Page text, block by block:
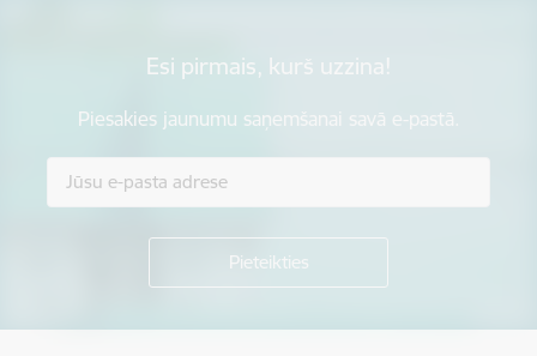
Esi pirmais, kurš uzzina!
Piesakies jaunumu saņemšanai savā e-pastā.